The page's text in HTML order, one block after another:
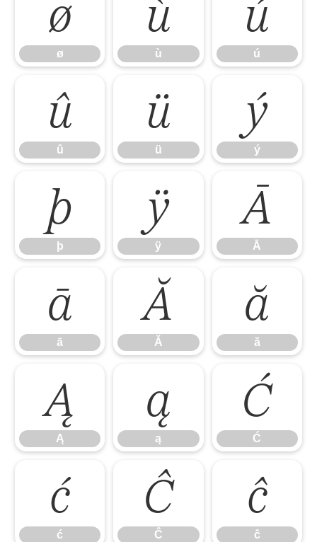
ø
ø
ù
ù
ú
ú
û
û
ü
ü
ý
ý
þ
þ
ÿ
ÿ
Ā
Ā
ā
ā
Ă
Ă
ă
ă
Ą
Ą
ą
ą
Ć
Ć
ć
ć
Ĉ
Ĉ
ĉ
ĉ